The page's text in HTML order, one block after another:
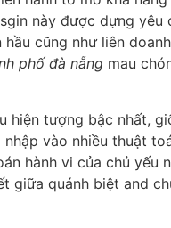
này được dựng yêu
cũng như liên
phố đà nẵng mau
hiện tượng bậc nhất,
vào nhiều thuật
hành vi của chủ yếu
giữa quánh biệt and